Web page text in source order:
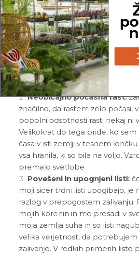
Pogoste težave
Gnitje:če si opazil_a
listov in/ali korenin, si me po vsej
prekomerno zalil_a. Prosim, da
korenine, potem pa me posadi
svežo in zračno zemljo. Od
zalivaj manj.
Neobičajno počasna rast:
značilno, da rastem zelo počasi,
popolni odsotnosti rasti nekaj ni
Velikokrat do tega pride, ko
časa v isti zemlji v tesnem
vsa hranila, ki so bila na voljo.
premalo svetlobe.
Povešeni in upognjeni listi:
moji sicer trdni listi upogibajo, je
razlog v prepogostem zalivanju.
mojih korenin in me presadi v
moja zemlja suha in so listi
velika verjetnost, da
zalivanje. V redkih primerih liste